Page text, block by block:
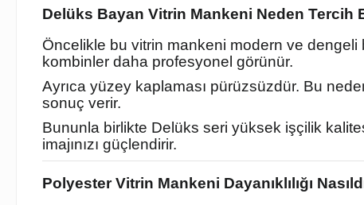
Delüks Bayan Vitrin Mankeni Neden Tercih
Öncelikle bu vitrin mankeni modern ve dengeli
kombinler daha profesyonel görünür.
Ayrıca yüzey kaplaması pürüzsüzdür. Bu
sonuç verir.
Bununla birlikte Delüks seri yüksek işçilik
imajınızı güçlendirir.
Polyester Vitrin Mankeni Dayanıklılığı